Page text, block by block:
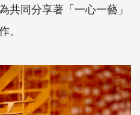
共同分享著「一心一藝」
。